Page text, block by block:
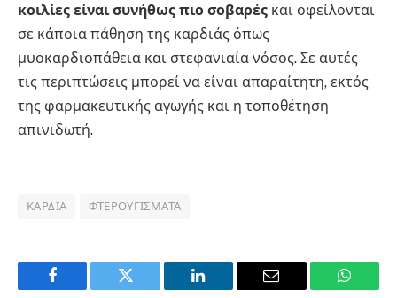
κοιλίες είναι συνήθως πιο σοβαρές και οφείλονται
σε κάποια πάθηση της καρδιάς όπως
μυοκαρδιοπάθεια και στεφανιαία νόσος. Σε αυτές
τις περιπτώσεις μπορεί να είναι απαραίτητη, εκτός
της φαρμακευτικής αγωγής και η τοποθέτηση
απινιδωτή.
ΚΑΡΔΙΆ ΦΤΕΡΟΥΓΊΣΜΑΤΑ
Facebook Twitter LinkedIn Email